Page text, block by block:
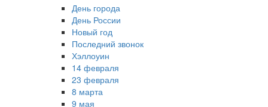
День города
День России
Новый год
Последний звонок
Хэллоуин
14 февраля
23 февраля
8 марта
9 мая